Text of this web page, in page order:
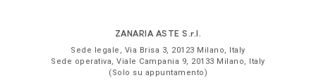
ZANARIA ASTE S.r.l.
Sede legale, Via Brisa 3 20123 Milano
Italy
Sede operativa,Viale Campania 9 20133 Milano
Italy
(Solo su appuntamento)